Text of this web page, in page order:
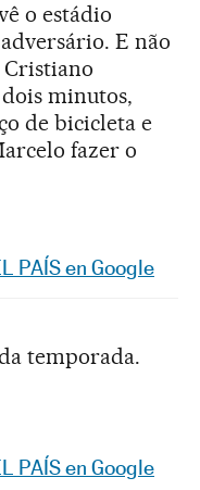
o estádio
E não
Cristiano
minutos,
de bicicleta e
fazer o
Sociales
PAÍS en Google
temporada.
Sociales
PAÍS en Google